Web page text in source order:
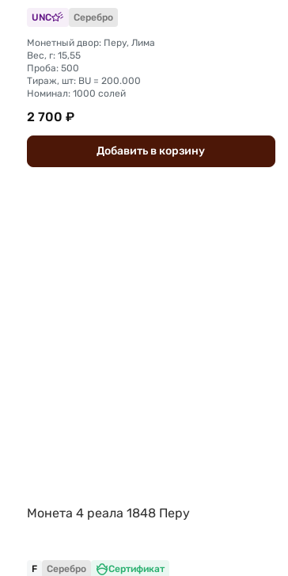
UNC Серебро
Монетный двор: Перу, Лима
Вес, г: 15,55
Проба: 500
Тираж, шт: BU = 200.000
Номинал: 1000 солей
2 700 ₽
Добавить в корзину
Монета 4 реала 1848 Перу
F Серебро Сертификат